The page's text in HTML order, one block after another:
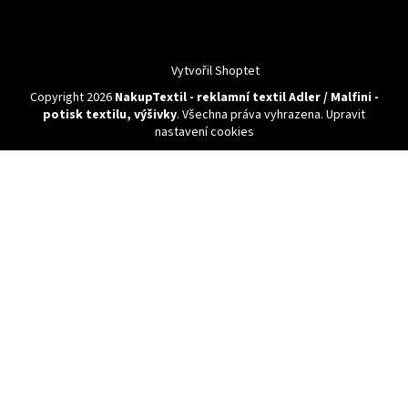
Vytvořil Shoptet
Copyright 2026 NakupTextil - reklamní textil Adler / Malfini -
potisk textilu, výšivky. Všechna práva vyhrazena. Upravit
nastavení cookies